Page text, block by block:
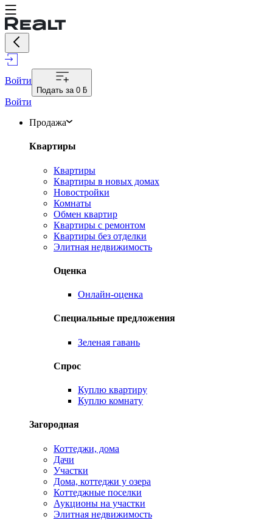
Войти
Подать за 0 ƃ
Войти
Продажа
Квартиры
Квартиры
Квартиры в новых домах
Новостройки
Комнаты
Обмен квартир
Квартиры с ремонтом
Квартиры без отделки
Элитная недвижимость
Оценка
Онлайн-оценка
Специальные предложения
Зеленая гавань
Спрос
Куплю квартиру
Куплю комнату
Загородная
Коттеджи, дома
Дачи
Участки
Дома, коттеджи у озера
Коттеджные поселки
Аукционы на участки
Элитная недвижимость